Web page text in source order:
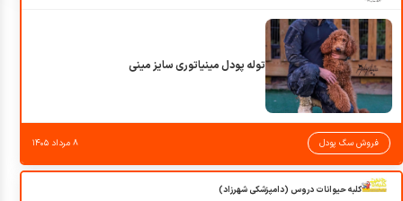
توله پودل مینیاتوری سایز مینی
فروش سگ پودل ۸ مرداد ۱۴۰۵
کلبه حیوانات دروس (دامپزشکی شهرزاد)